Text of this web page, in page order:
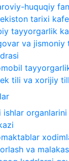
huquqiy
tarixi
tayyorgarlik
va jismoniy
tili va xorijiy
ishlar organlarini
va